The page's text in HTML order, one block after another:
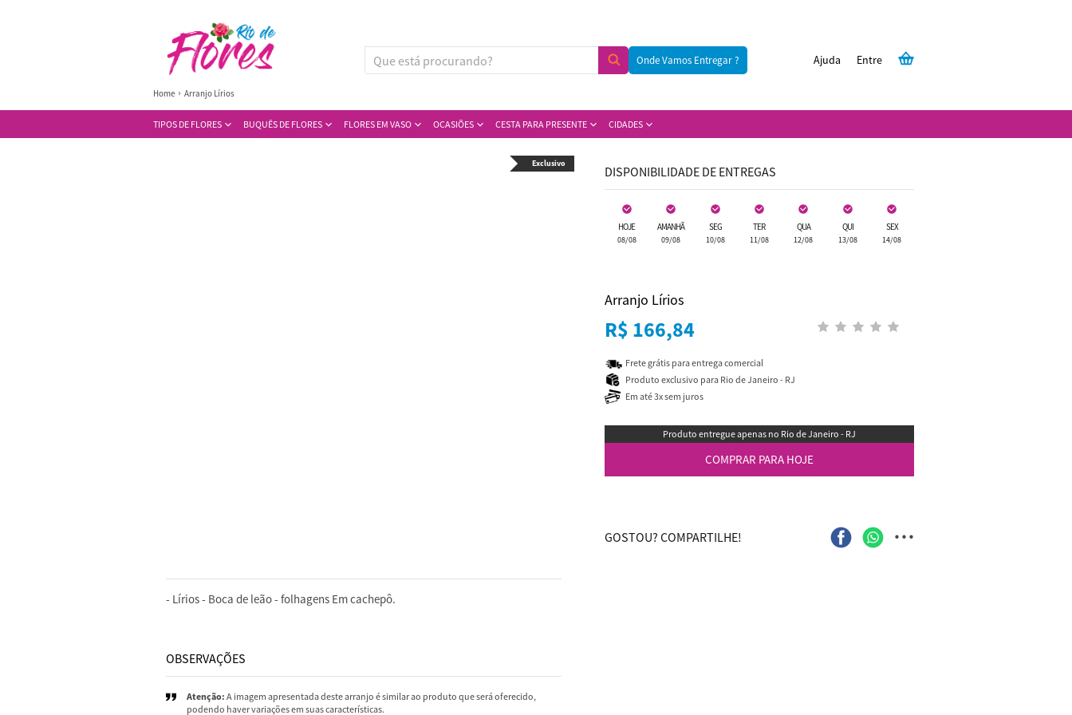
Onde Vamos Entregar ? Entre
Ajuda
TIPOS DE FLORES BUQUÊS DE FLORES FLORES EM VASO OCASIÕES CESTA PARA PRESENTE CIDADES
Home Arranjo Lírios
Exclusivo
- Lírios - Boca de leão - folhagens Em cachepô.
OBSERVAÇÕES
Atenção: A imagem apresentada deste arranjo é similar ao produto que será oferecido,
podendo haver variações em suas características.
DISPONIBILIDADE DE ENTREGAS
HOJE
08/08
AMANHÃ
09/08
SEG
10/08
TER
11/08
QUA
12/08
QUI
13/08
SEX
14/08
Arranjo Lírios
R$ 166,84
Frete grátis para entrega comercial
Produto exclusivo para Rio de Janeiro - RJ
Em até 3x sem juros
Produto entregue apenas no Rio de Janeiro - RJ
COMPRAR PARA HOJE
GOSTOU? COMPARTILHE! ...